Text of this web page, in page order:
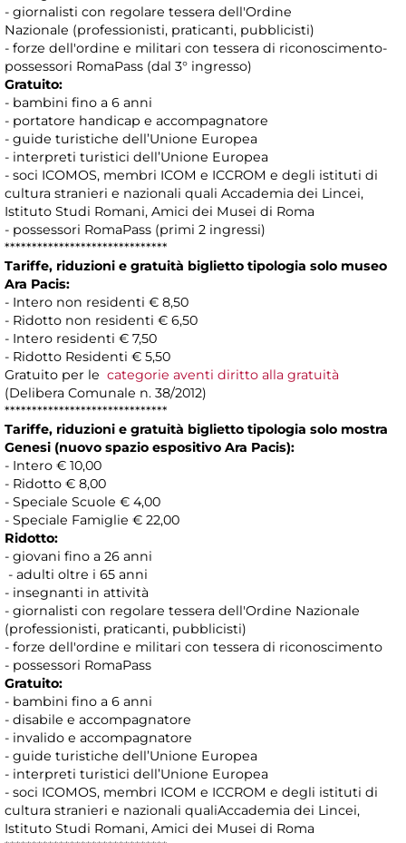
- giornalisti con regolare tessera dell'Ordine
Nazionale (professionisti, praticanti, pubblicisti)
- forze dell'ordine e militari con tessera di riconoscimento-
possessori RomaPass (dal 3° ingresso)
Gratuito:
- bambini fino a 6 anni
- portatore handicap e accompagnatore
- guide turistiche dell’Unione Europea
- interpreti turistici dell’Unione Europea
- soci ICOMOS, membri ICOM e ICCROM e degli istituti di
cultura stranieri e nazionali quali Accademia dei Lincei,
Istituto Studi Romani, Amici dei Musei di Roma
- possessori RomaPass (primi 2 ingressi)
******************************
Tariffe, riduzioni e gratuità biglietto tipologia solo museo
Ara Pacis:
- Intero non residenti € 8,50
- Ridotto non residenti € 6,50
- Intero residenti € 7,50
- Ridotto Residenti € 5,50
Gratuito per le categorie aventi diritto alla gratuità
(Delibera Comunale n. 38/2012)
******************************
Tariffe, riduzioni e gratuità biglietto tipologia solo mostra
Genesi (nuovo spazio espositivo Ara Pacis):
- Intero € 10,00
- Ridotto € 8,00
- Speciale Scuole € 4,00
- Speciale Famiglie € 22,00
Ridotto:
- giovani fino a 26 anni
- adulti oltre i 65 anni
- insegnanti in attività
- giornalisti con regolare tessera dell'Ordine Nazionale
(professionisti, praticanti, pubblicisti)
- forze dell'ordine e militari con tessera di riconoscimento
- possessori RomaPass
Gratuito:
- bambini fino a 6 anni
- disabile e accompagnatore
- invalido e accompagnatore
- guide turistiche dell’Unione Europea
- interpreti turistici dell’Unione Europea
- soci ICOMOS, membri ICOM e ICCROM e degli istituti di
cultura stranieri e nazionali qualiAccademia dei Lincei,
Istituto Studi Romani, Amici dei Musei di Roma